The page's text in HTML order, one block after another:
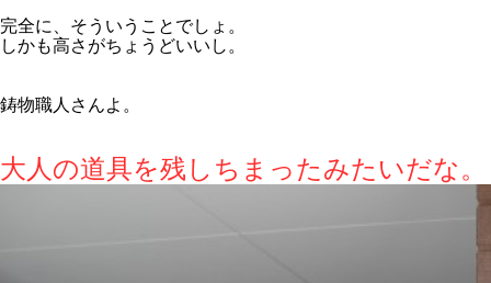
完全に、そういうことでしょ。
しかも高さがちょうどいいし。
鋳物職人さんよ。
大人の道具を残しちまったみたいだな。